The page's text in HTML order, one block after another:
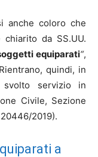
anche coloro che
da SS.UU.
equiparati“,
quindi, in
servizio in
Civile, Sezione
2019).
a